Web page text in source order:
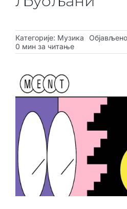
Категорије: Музика
0 мин за читање